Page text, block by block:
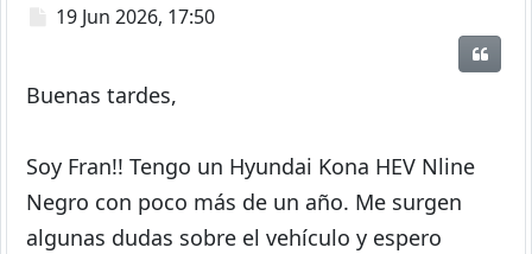
Mensaje
19 Jun 2026, 17:50
Buenas tardes,
Soy Fran!! Tengo un Hyundai Kona HEV Nline
Negro con poco más de un año. Me surgen
algunas dudas sobre el vehículo y espero